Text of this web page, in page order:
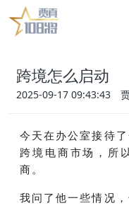
跨境怎么启动
2025-09-17 09:43:43
今天在办公室接待
跨境电商市场，所
商。
我问了他一些情况